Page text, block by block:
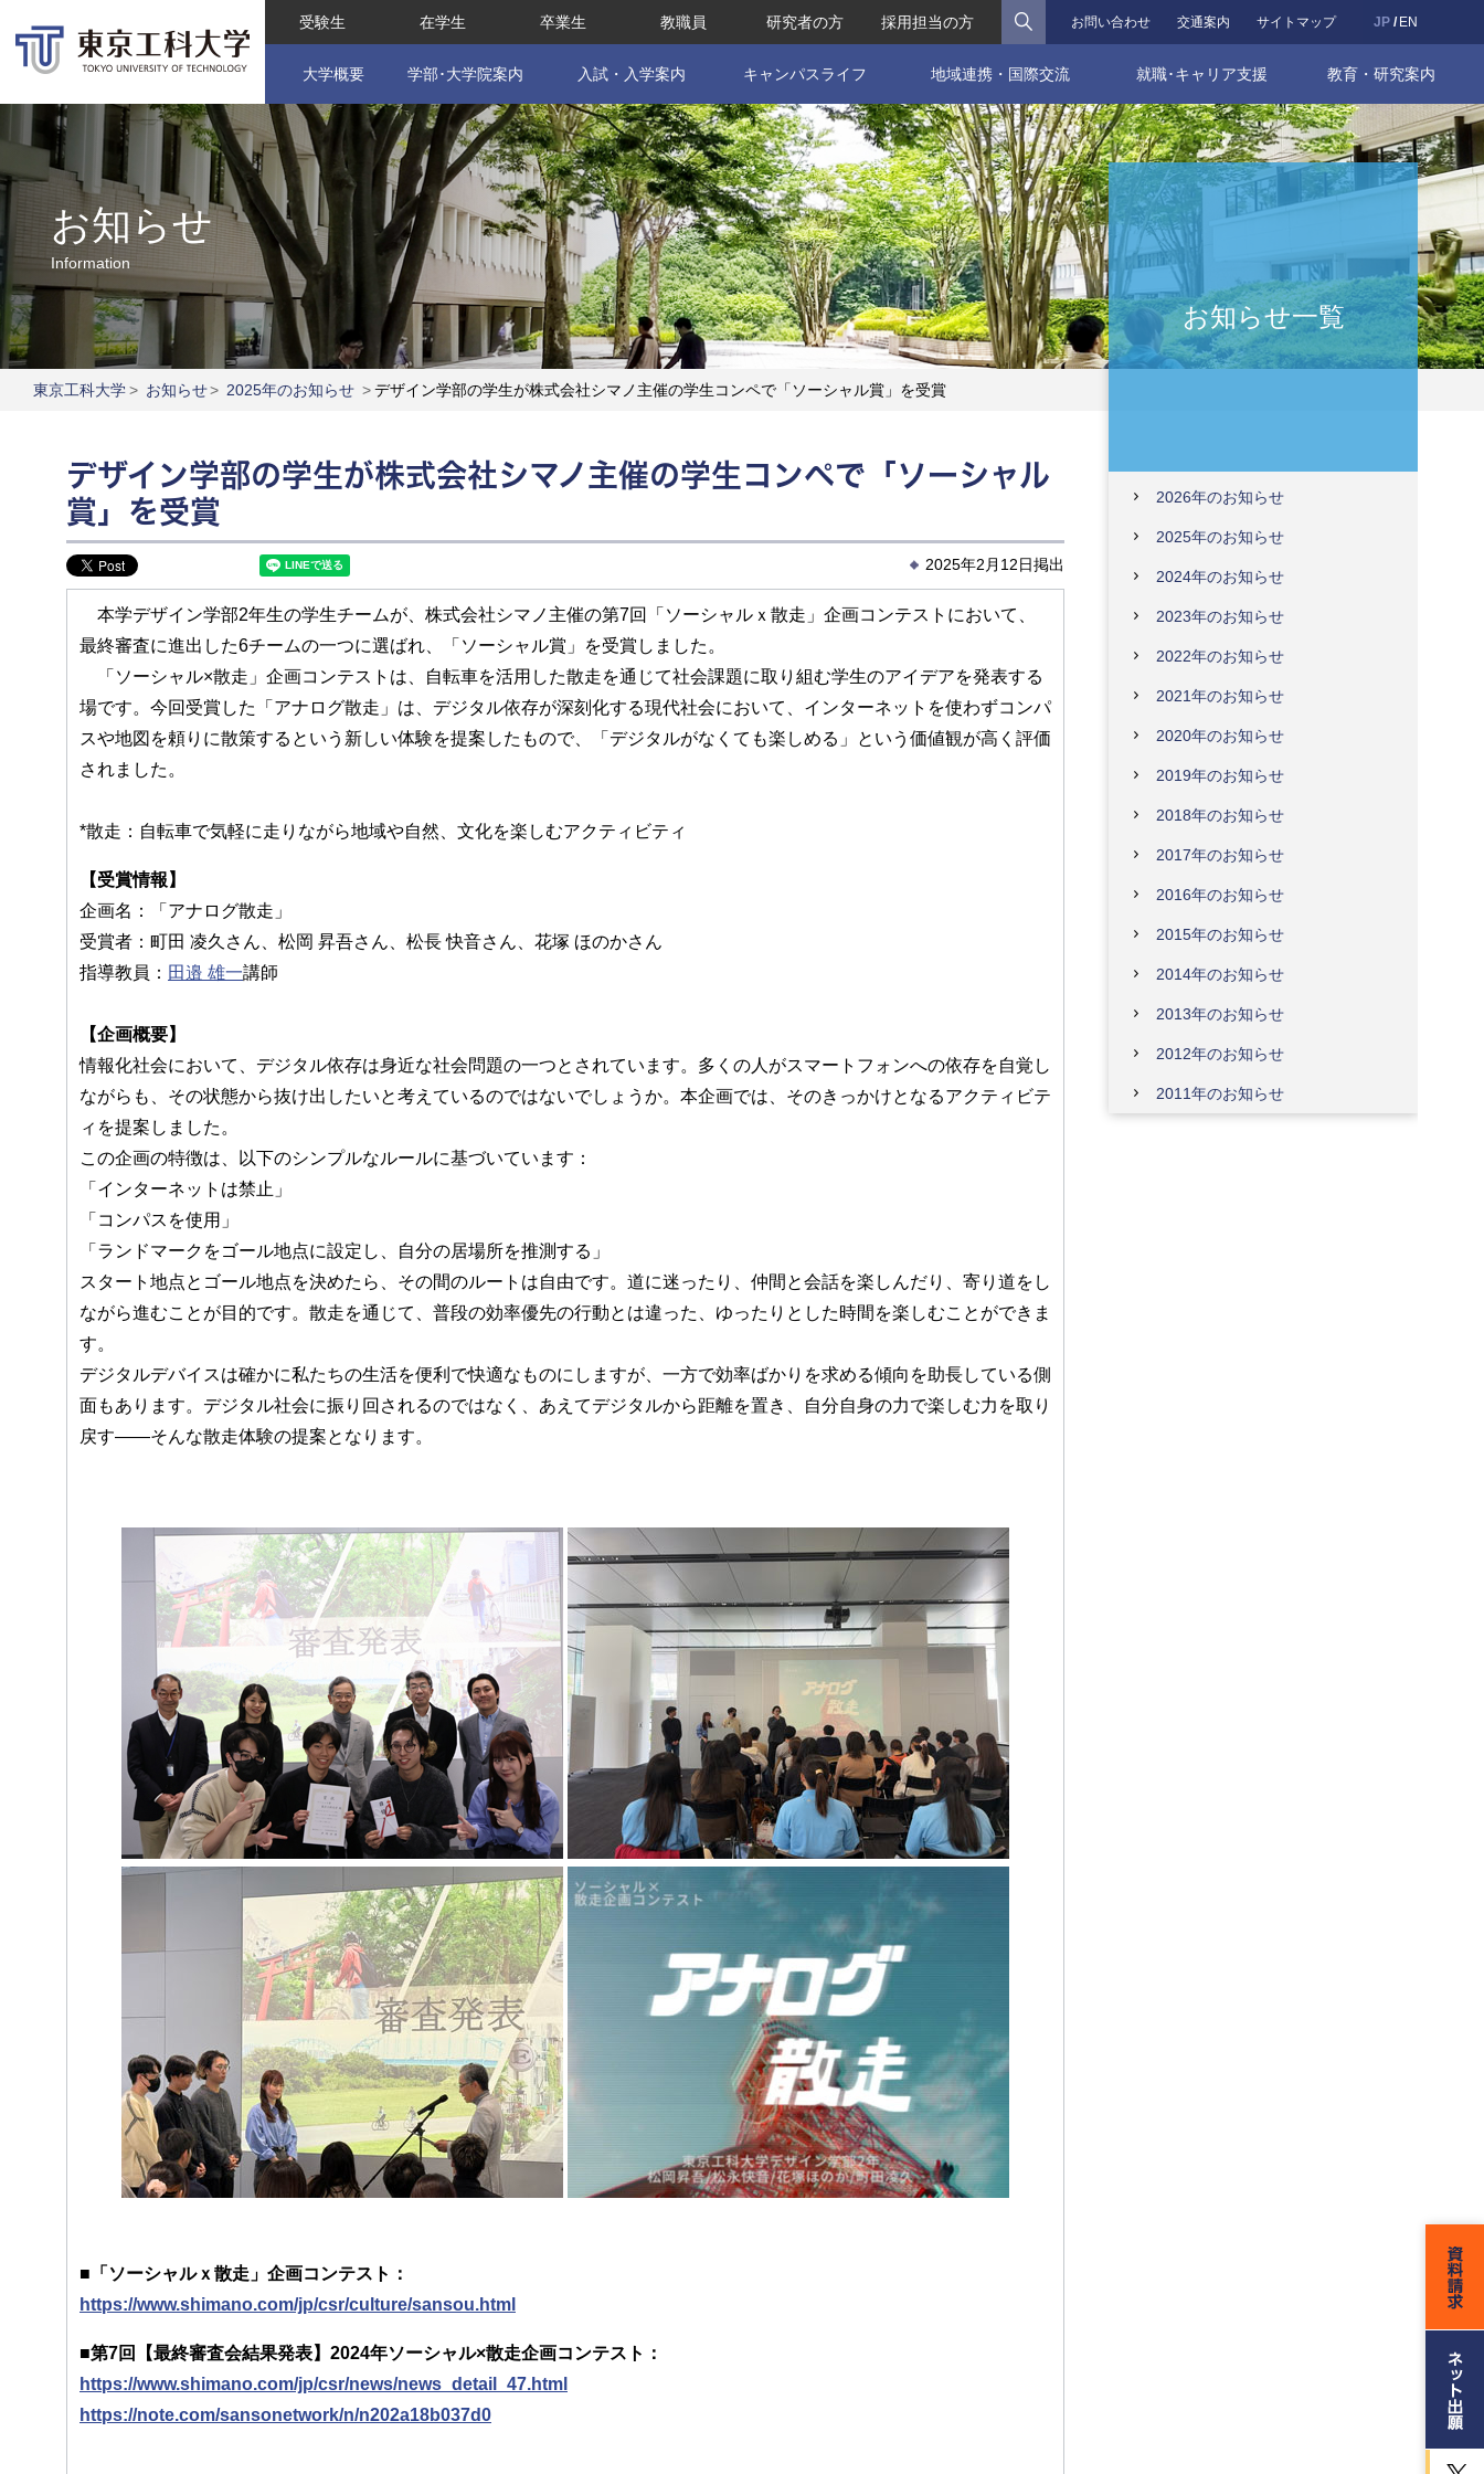
JP EN
お問い合わせ 交通案内 サイトマップ
受験生 在学生 卒業生 教職員 研究者の方 採用担当の方 検索
大学概要 学部･大学院案内 入試・入学案内 キャンパスライフ 地域連携・国際交流 就職･キャリア支援 教育・研究案内
お知らせ
Information
東京工科大学> お知らせ> 2025年のお知らせ >デザイン学部の学生が株式会社シマノ主催の学生コンペで「ソーシャル賞」を受賞
デザイン学部の学生が株式会社シマノ主催の学生コンペで「ソーシャル
賞」を受賞
2025年2月12日掲出
本学デザイン学部2年生の学生チームが、株式会社シマノ主催の第7回「ソーシャルｘ散走」企画コンテストにおいて、
最終審査に進出した6チームの一つに選ばれ、「ソーシャル賞」を受賞しました。
「ソーシャル×散走」企画コンテストは、自転車を活用した散走を通じて社会課題に取り組む学生のアイデアを発表する
場です。今回受賞した「アナログ散走」は、デジタル依存が深刻化する現代社会において、インターネットを使わずコンパ
スや地図を頼りに散策するという新しい体験を提案したもので、「デジタルがなくても楽しめる」という価値観が高く評価
されました。
*散走：自転車で気軽に走りながら地域や自然、文化を楽しむアクティビティ
【受賞情報】
企画名：「アナログ散走」
受賞者：町田 凌久さん、松岡 昇吾さん、松長 快音さん、花塚 ほのかさん
指導教員： 田邉 雄一講師
【企画概要】
情報化社会において、デジタル依存は身近な社会問題の一つとされています。多くの人がスマートフォンへの依存を自覚し
ながらも、その状態から抜け出したいと考えているのではないでしょうか。本企画では、そのきっかけとなるアクティビテ
ィを提案しました。
この企画の特徴は、以下のシンプルなルールに基づいています：
「インターネットは禁止」
「コンパスを使用」
「ランドマークをゴール地点に設定し、自分の居場所を推測する」
スタート地点とゴール地点を決めたら、その間のルートは自由です。道に迷ったり、仲間と会話を楽しんだり、寄り道をし
ながら進むことが目的です。散走を通じて、普段の効率優先の行動とは違った、ゆったりとした時間を楽しむことができま
す。
デジタルデバイスは確かに私たちの生活を便利で快適なものにしますが、一方で効率ばかりを求める傾向を助長している側
面もあります。デジタル社会に振り回されるのではなく、あえてデジタルから距離を置き、自分自身の力で楽しむ力を取り
戻す――そんな散走体験の提案となります。
■「ソーシャルｘ散走」企画コンテスト：
https://www.shimano.com/jp/csr/culture/sansou.html
■第7回【最終審査会結果発表】2024年ソーシャル×散走企画コンテスト：
https://www.shimano.com/jp/csr/news/news_detail_47.html
https://note.com/sansonetwork/n/n202a18b037d0
お知らせ一覧
2026年のお知らせ
2025年のお知らせ
2024年のお知らせ
2023年のお知らせ
2022年のお知らせ
2021年のお知らせ
2020年のお知らせ
2019年のお知らせ
2018年のお知らせ
2017年のお知らせ
2016年のお知らせ
2015年のお知らせ
2014年のお知らせ
2013年のお知らせ
2012年のお知らせ
2011年のお知らせ